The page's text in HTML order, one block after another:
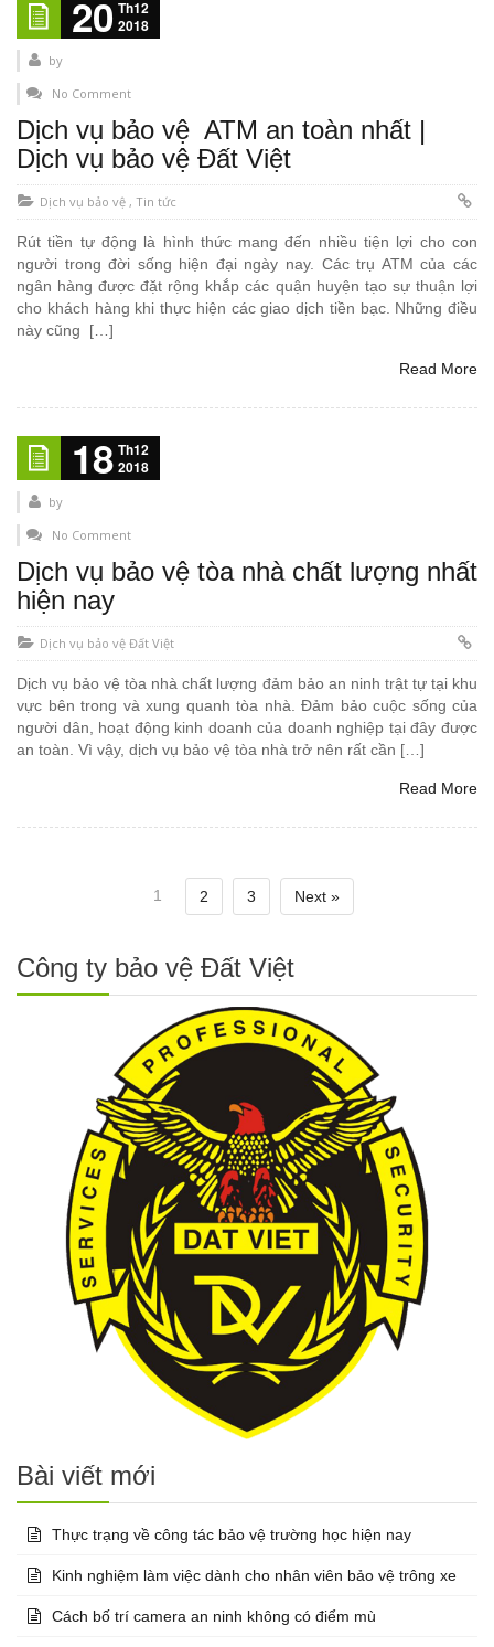
20 Th12
2018
by
No Comment
Dịch vụ bảo vệ ATM an toàn nhất |
Dịch vụ bảo vệ Đất Việt
Dịch vụ bảo vệ , Tin tức
Rút tiền tự động là hình thức mang đến nhiều tiện lợi cho con
người trong đời sống hiện đại ngày nay. Các trụ ATM của các
ngân hàng được đặt rộng khắp các quận huyện tạo sự thuận lợi
cho khách hàng khi thực hiện các giao dịch tiền bạc. Những điều
này cũng […]
Read More
18 Th12
2018
by
No Comment
Dịch vụ bảo vệ tòa nhà chất lượng nhất
hiện nay
Dịch vụ bảo vệ Đất Việt
Dịch vụ bảo vệ tòa nhà chất lượng đảm bảo an ninh trật tự tại khu
vực bên trong và xung quanh tòa nhà. Đảm bảo cuộc sống của
người dân, hoạt động kinh doanh của doanh nghiệp tại đây được
an toàn. Vì vậy, dịch vụ bảo vệ tòa nhà trở nên rất cần […]
Read More
1 2 3 Next »
Công ty bảo vệ Đất Việt
Bài viết mới
Thực trạng về công tác bảo vệ trường học hiện nay
Kinh nghiệm làm việc dành cho nhân viên bảo vệ trông xe
Cách bố trí camera an ninh không có điểm mù